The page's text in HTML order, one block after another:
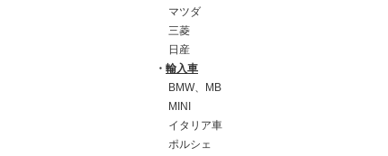
マツダ
三菱
日産
輸入車
BMW、MB
MINI
イタリア車
ポルシェ